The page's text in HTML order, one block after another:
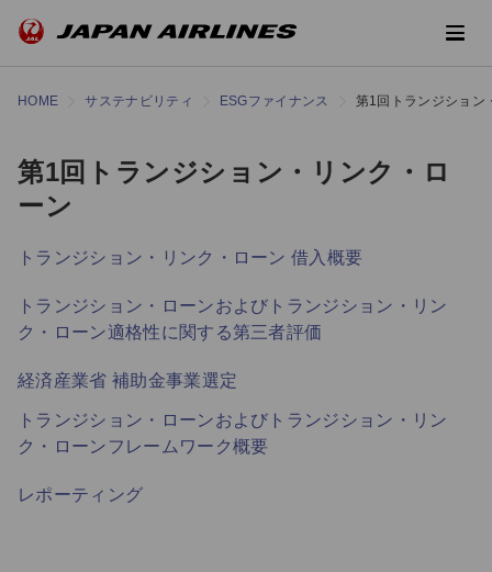
HOME サステナビリティ ESGファイナンス 第1回トランジション
第1回トランジション・リンク・ロ
ーン
トランジション・リンク・ローン 借入概要
トランジション・ローンおよびトランジション・リン
ク・ローン適格性に関する第三者評価
経済産業省 補助金事業選定
トランジション・ローンおよびトランジション・リン
ク・ローンフレームワーク概要
レポーティング